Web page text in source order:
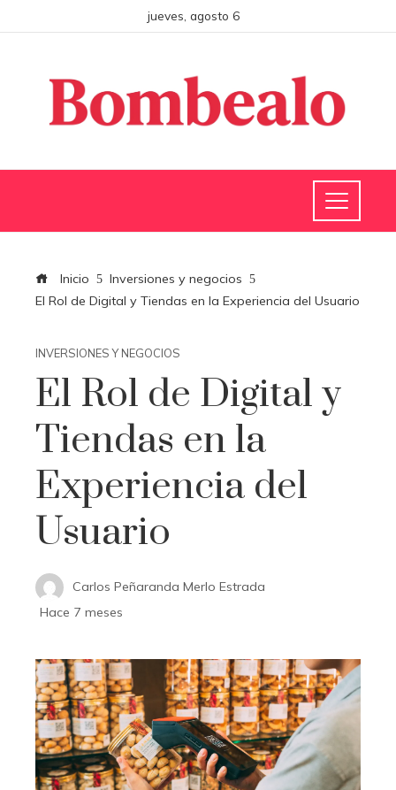
jueves, agosto 6
Inicio
Inversiones y negocios
El Rol de Digital y Tiendas en la Experiencia del Usuario
INVERSIONES Y NEGOCIOS
El Rol de Digital y
Tiendas en la
Experiencia del
Usuario
Carlos Peñaranda Merlo Estrada
Hace 7 meses